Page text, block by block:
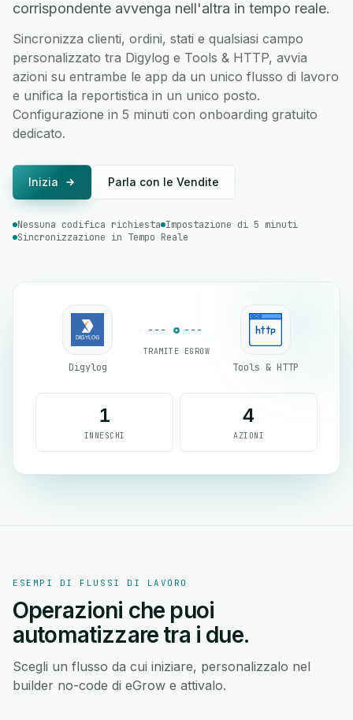
corrispondente avvenga nell'altra in tempo reale.
Sincronizza clienti, ordini, stati e qualsiasi campo
personalizzato tra Digylog e Tools & HTTP, avvia
azioni su entrambe le app da un unico flusso di lavoro
e unifica la reportistica in un unico posto.
Configurazione in 5 minuti con onboarding gratuito
dedicato.
Inizia Parla con le Vendite
Nessuna codifica richiesta Impostazione di 5 minuti
Sincronizzazione in Tempo Reale
Digylog
TRAMITE EGROW
Tools & HTTP
1
INNESCHI
4
AZIONI
ESEMPI DI FLUSSI DI LAVORO
Operazioni che puoi
automatizzare tra i due.
Scegli un flusso da cui iniziare, personalizzalo nel
builder no-code di eGrow e attivalo.